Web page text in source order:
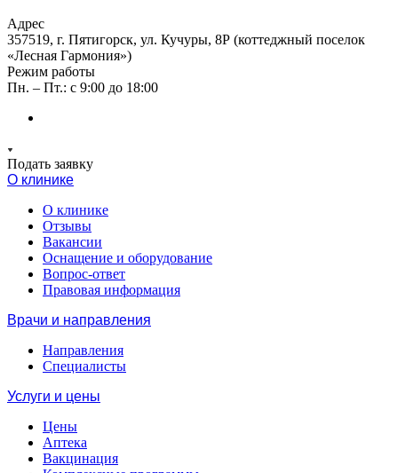
Адрес
357519, г. Пятигорск, ул. Кучуры, 8Р (коттеджный поселок
«Лесная Гармония»)
Режим работы
Пн. – Пт.: с 9:00 до 18:00
Подать заявку
О клинике
О клинике
Отзывы
Вакансии
Оснащение и оборудование
Вопрос-ответ
Правовая информация
Врачи и направления
Направления
Специалисты
Услуги и цены
Цены
Аптека
Вакцинация